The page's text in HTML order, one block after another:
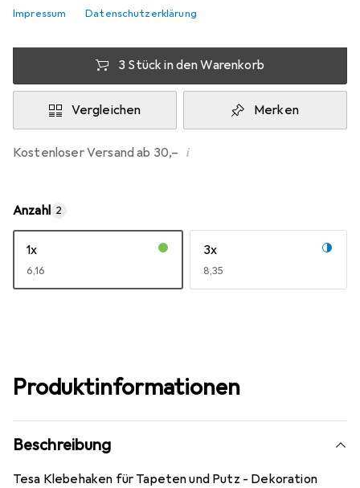
Impressum Datenschutzerklärung
−15
3 Stück in den Warenkorb
Vergleichen Merken
Kostenloser Versand ab 30,– i
Anzahl 2
1x
EUR
6,16
3x
EUR
8,35
Produktinformationen
Beschreibung
Tesa Klebehaken für Tapeten und Putz - Dekoration